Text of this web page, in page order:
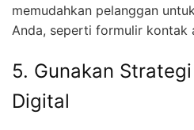
memudahkan pelanggan
Anda, seperti formulir kontak
5. Gunakan
Digital